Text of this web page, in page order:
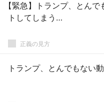
【緊急】トランプ、とん
トしてしまう…
正義の見方
トランプ、とんでもない